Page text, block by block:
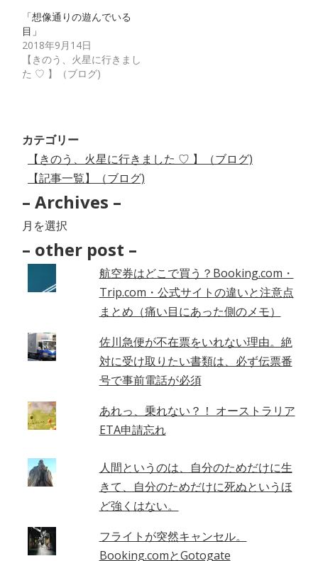
「想像通りの遊んでいる
目」
2018年9月14日
【きのう、火星に行きまし
た ♡ 】（ブログ)
カテゴリー
【きのう、火星に行きました ♡ 】（ブログ)
【記事一覧】（ブログ)
– Archives –
–
Archives
– other post –
航空券はどこで買う？Booking.com・
Trip.com・公式サイトの違いと注意点
まとめ（痛い目にあった側のメモ）
佐川急便が不在票をいれない理由。絶
対に受け取りたい書類は、必ず伝票番
号で事前電話が必須
あれっ、乗れない？！ オーストラリア
ETA申請忘れ
人間というのは、自分のためだけに生
きて、自分のためだけに死ぬというほ
ど強くはない。
フライトが突然キャンセル。
Booking.comとGotogate